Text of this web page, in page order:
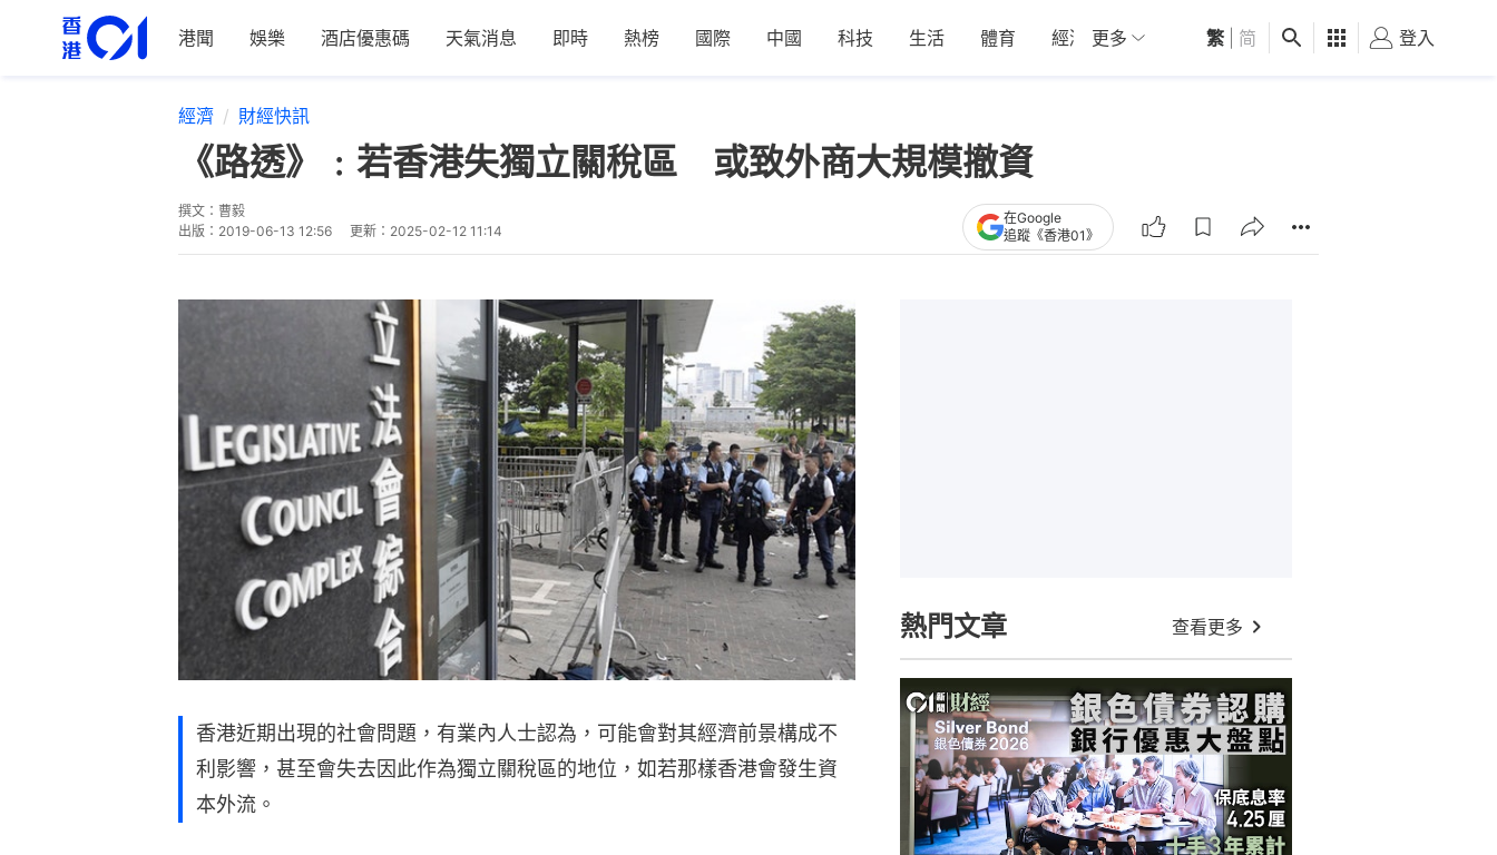
港聞 娛樂 酒店優惠碼 天氣消息 即時 熱榜 國際 中國 科技 生活 體育 經濟 01深圳 觀點 健康 好食玩飛
更多 繁 简 登入
經濟 財經快訊
《路透》﹕若香港失獨立關稅區 或致外商大規模撤資
撰文： 曹毅
出版： 2019-06-13 12:56 更新： 2025-02-12 11:14
在Google
追蹤《香港01》
香港近期出現的社會問題，有業內人士認為，可能會對其經濟前景構成不
利影響，甚至會失去因此作為獨立關稅區的地位，如若那樣香港會發生資
本外流。
熱門文章 查看更多